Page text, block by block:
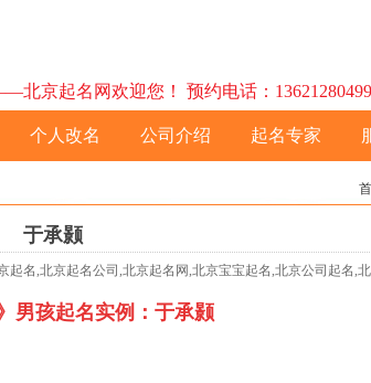
北京起名网欢迎您！ 预约电话：13621280499
个人改名 公司介绍 起名专家
于承颢
名,北京起名公司,北京起名网,北京宝宝起名,北京公司起名,
男孩起名实例： 于承颢